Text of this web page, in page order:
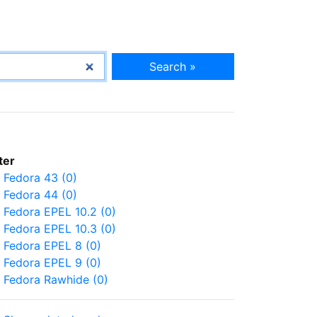
Search »
Fedora 43 (0)
Fedora 44 (0)
Fedora EPEL 10.2 (0)
Fedora EPEL 10.3 (0)
Fedora EPEL 8 (0)
Fedora EPEL 9 (0)
Fedora Rawhide (0)